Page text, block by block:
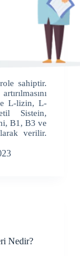
sahiptir.
L-lizin, L-
Sistein,
B1, B3 ve
verilir.
Nedir?